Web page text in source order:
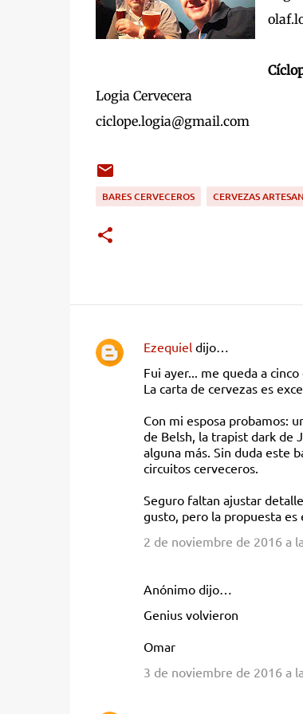
Logia Cervecera
ciclope.logia@gmail.com
BARES CERVECEROS CERVEZAS
C
Ezequieldijo…
Fui ayer... me queda a
La carta de cervezas es
Con mi esposa probamos:
de Belsh, la trapist dark de
alguna más. Sin duda este
circuitos cerveceros.
Seguro faltan ajustar
gusto, pero la propuesta es
2 de noviembre de 2016 a
Anónimo dijo…
Genius volvieron
Omar
3 de noviembre de 2016 a